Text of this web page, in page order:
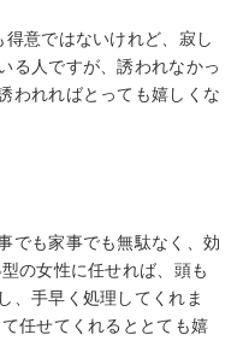
意ではないけれど、寂し
る人ですが、誘われなかっ
われればとっても嬉しくな
でも家事でも無駄なく、効
の女性に任せれば、頭も
、手早く処理してくれま
任せてくれるととても嬉